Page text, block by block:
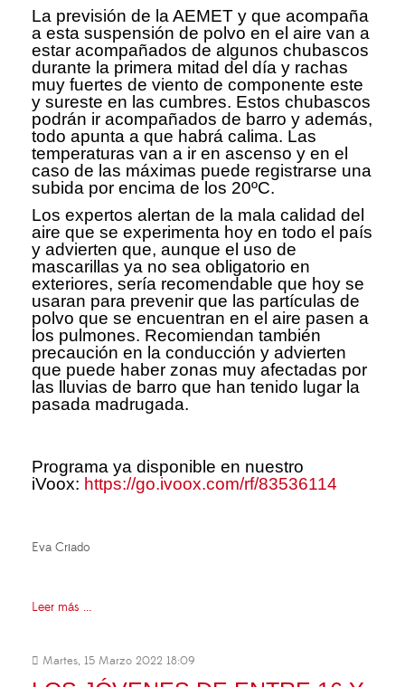
La previsión de la AEMET y que acompaña
a esta suspensión de polvo en el aire van a
estar acompañados de algunos chubascos
durante la primera mitad del día y rachas
muy fuertes de viento de componente este
y sureste en las cumbres. Estos chubascos
podrán ir acompañados de barro y además,
todo apunta a que habrá calima. Las
temperaturas van a ir en ascenso y en el
caso de las máximas puede registrarse una
subida por encima de los 20ºC.
Los expertos alertan de la mala calidad del
aire que se experimenta hoy en todo el país
y advierten que, aunque el uso de
mascarillas ya no sea obligatorio en
exteriores, sería recomendable que hoy se
usaran para prevenir que las partículas de
polvo que se encuentran en el aire pasen a
los pulmones. Recomiendan también
precaución en la conducción y advierten
que puede haber zonas muy afectadas por
las lluvias de barro que han tenido lugar la
pasada madrugada.
Programa ya disponible en nuestro
iVoox: https://go.ivoox.com/rf/83536114
Eva Criado
Leer más ...
Martes, 15 Marzo 2022 18:09